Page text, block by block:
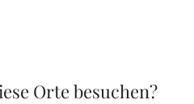
Orte besuchen?